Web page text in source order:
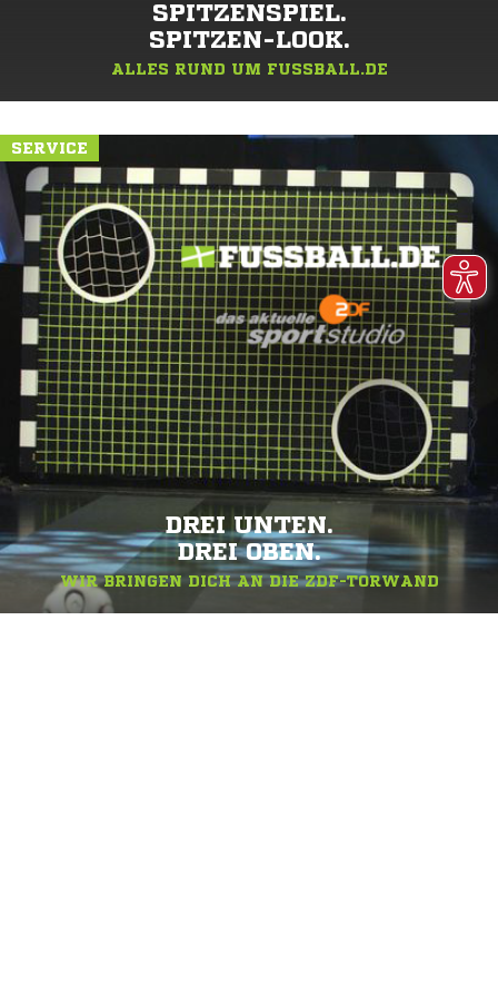
SPITZENSPIEL.
SPITZEN-LOOK.
ALLES RUND UM FUSSBALL.DE
SERVICE
DREI UNTEN.
DREI OBEN.
WIR BRINGEN DICH AN DIE ZDF-TORWAND